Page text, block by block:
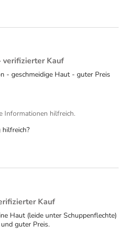
verifizierter Kauf
- geschmeidige Haut - guter Preis
Informationen hilfreich.
hilfreich?
Kauf
Haut (leide unter Schuppenflechte)
guter Preis.